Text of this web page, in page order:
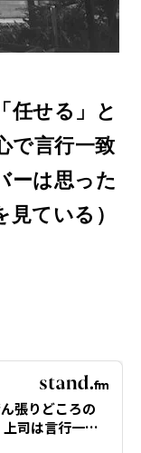
任せる」と
で言行一致
ーは思った
ている）